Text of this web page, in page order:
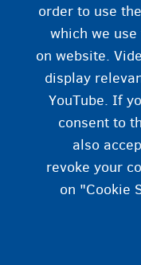
order to use
which we
on website.
display
YouTube. If
consent to
also
revoke your
on "Cookie